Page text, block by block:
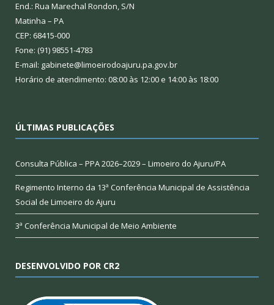
End.: Rua Marechal Rondon, S/N
Matinha – PA
CEP: 68415-000
Fone: (91) 98551-4783
E-mail: gabinete@limoeirodoajuru.pa.gov.br
Horário de atendimento: 08:00 às 12:00 e 14:00 às 18:00
ÚLTIMAS PUBLICAÇÕES
Consulta Pública – PPA 2026–2029 – Limoeiro do Ajuru/PA
Regimento Interno da 13ª Conferência Municipal de Assistência
Social de Limoeiro do Ajuru
3ª Conferência Municipal de Meio Ambiente
DESENVOLVIDO POR CR2